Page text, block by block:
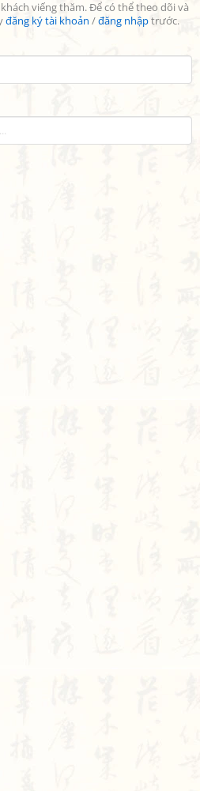
viếng thăm. Để có thể theo dõi và
đăng ký tài khoản /đăng nhậptrước.